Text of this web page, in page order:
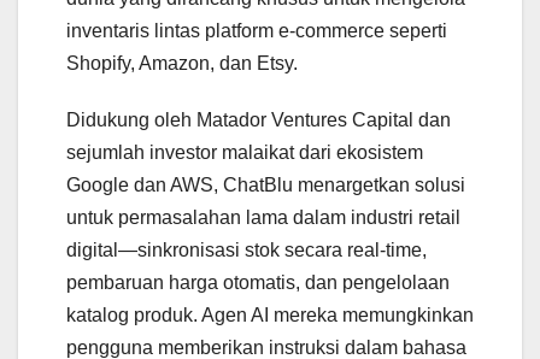
inventaris lintas platform e-commerce seperti
Shopify, Amazon, dan Etsy.
Didukung oleh Matador Ventures Capital dan
sejumlah investor malaikat dari ekosistem
Google dan AWS, ChatBlu menargetkan solusi
untuk permasalahan lama dalam industri retail
digital—sinkronisasi stok secara real-time,
pembaruan harga otomatis, dan pengelolaan
katalog produk. Agen AI mereka memungkinkan
pengguna memberikan instruksi dalam bahasa